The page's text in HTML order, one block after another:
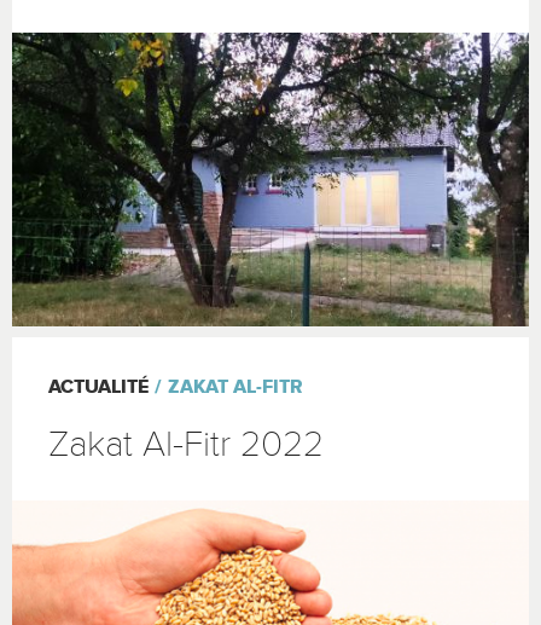
ACTUALITÉ ZAKAT AL-FITR
Zakat Al-Fitr 2022